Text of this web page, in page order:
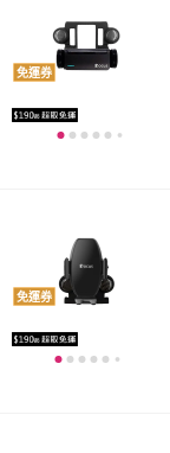
免運券
免運券